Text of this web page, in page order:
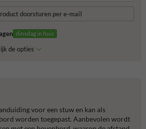
doorsturen per e-mail
dinsdag in huis
de opties
voor een stuw en kan als
worden toegepast. Aanbevolen wordt